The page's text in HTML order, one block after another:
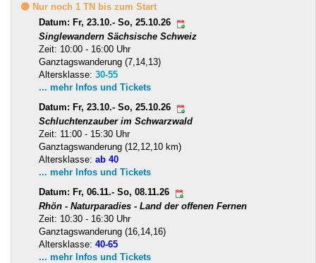
🟡 Nur noch 1 TN bis zum Start
Datum: Fr, 23.10.- So, 25.10.26
Singlewandern Sächsische Schweiz
Zeit: 10:00 - 16:00 Uhr
Ganztagswanderung (7,14,13)
Altersklasse: 30-55
... mehr Infos und Tickets
Datum: Fr, 23.10.- So, 25.10.26
Schluchtenzauber im Schwarzwald
Zeit: 11:00 - 15:30 Uhr
Ganztagswanderung (12,12,10 km)
Altersklasse: ab 40
... mehr Infos und Tickets
Datum: Fr, 06.11.- So, 08.11.26
Rhön - Naturparadies - Land der offenen Fernen
Zeit: 10:30 - 16:30 Uhr
Ganztagswanderung (16,14,16)
Altersklasse: 40-65
... mehr Infos und Tickets